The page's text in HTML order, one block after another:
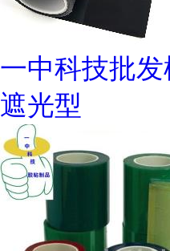
一中科技批
遮光型